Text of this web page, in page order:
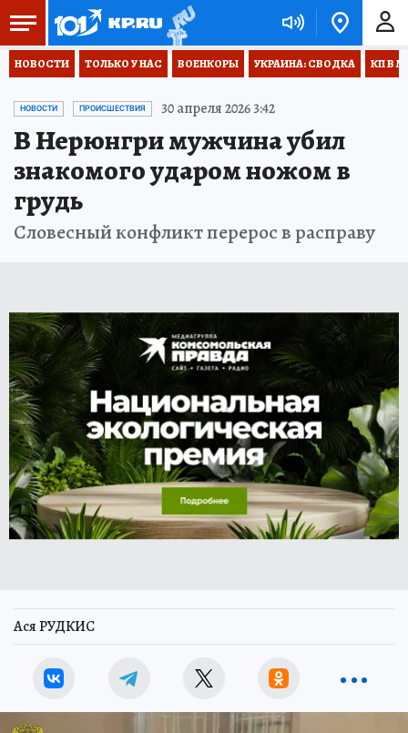
НОВОСТИ ТОЛЬКО У НАС ВОЕНКОРЫ УКРАИНА: СВОДКА КП В
НОВОСТИ ПРОИСШЕСТВИЯ 30 апреля 2026 3:42
В Нерюнгри мужчина убил
знакомого ударом ножом в
грудь
Словесный конфликт перерос в расправу
Ася РУДКИС